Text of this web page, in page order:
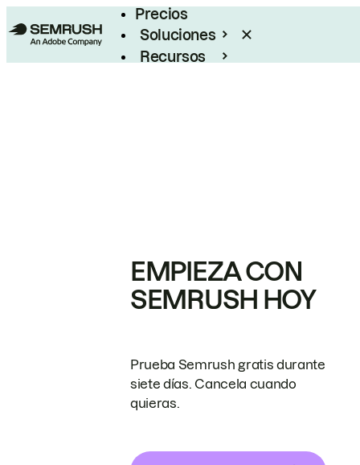
Precios
Soluciones
Recursos
EMPIEZA CON
SEMRUSH HOY
Prueba Semrush gratis durante
siete días. Cancela cuando
quieras.